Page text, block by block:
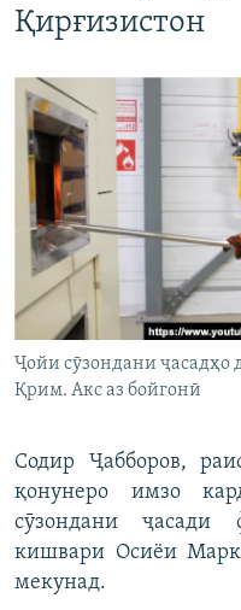
Қирғизистон
Ҷойи сӯзондани
Қрим. Акс аз бойгонӣ
Содир Ҷабборов,
қонунеро имзо
сӯзондани ҷасади
кишвари Осиёи
мекунад.